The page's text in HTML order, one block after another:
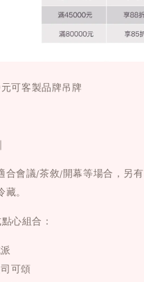
可客製品牌吊牌
合會議/茶敘/開幕等場合，另有
藏。
心組合：
可頌